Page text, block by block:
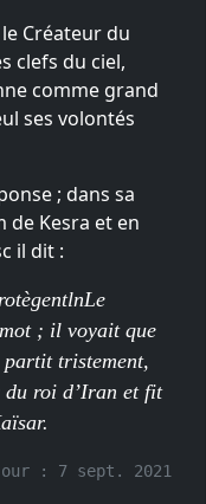
Créateur du
clefs du ciel,
comme grand
ses volontés
; dans sa
de Kesra et en
il dit :
; il voyait que
tristement,
du roi d’Iran et fit
: 7 sept. 2021